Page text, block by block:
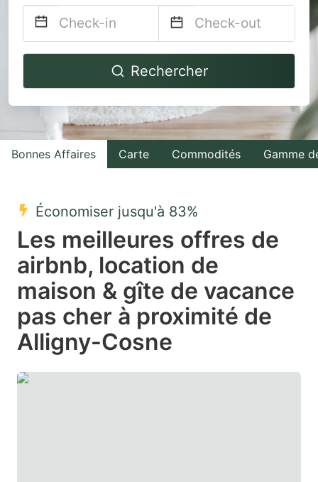
Navigate
to
interact
with
the
select
date.
Press
the
question
mark
key
Navigate
backward
to
interact
with
the
select
a
date.
Press
the
question
key
Rechercher
Bonnes Affaires Carte Commodités Gamme
Économiser jusqu'à 83%
Les meilleures offres de
airbnb, location de
maison & gîte de vacance
pas cher à proximité de
Alligny-Cosne